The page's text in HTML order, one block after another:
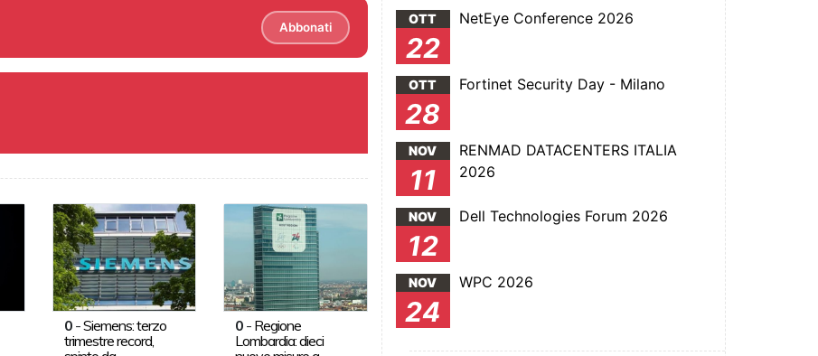
Abbonati
0-Siemens: terzo
trimestre record,
0 - Regione
Lombardia: dieci
OTT
22
NetEye Conference 2026
OTT
28
Fortinet Security Day - Milano
NOV
11
RENMAD DATACENTERS ITALIA
2026
NOV
12
Dell Technologies Forum 2026
NOV
24
WPC 2026